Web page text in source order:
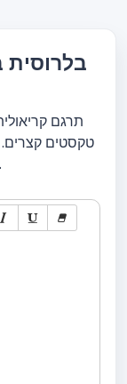
תרגם
טקסטים
טקסט,